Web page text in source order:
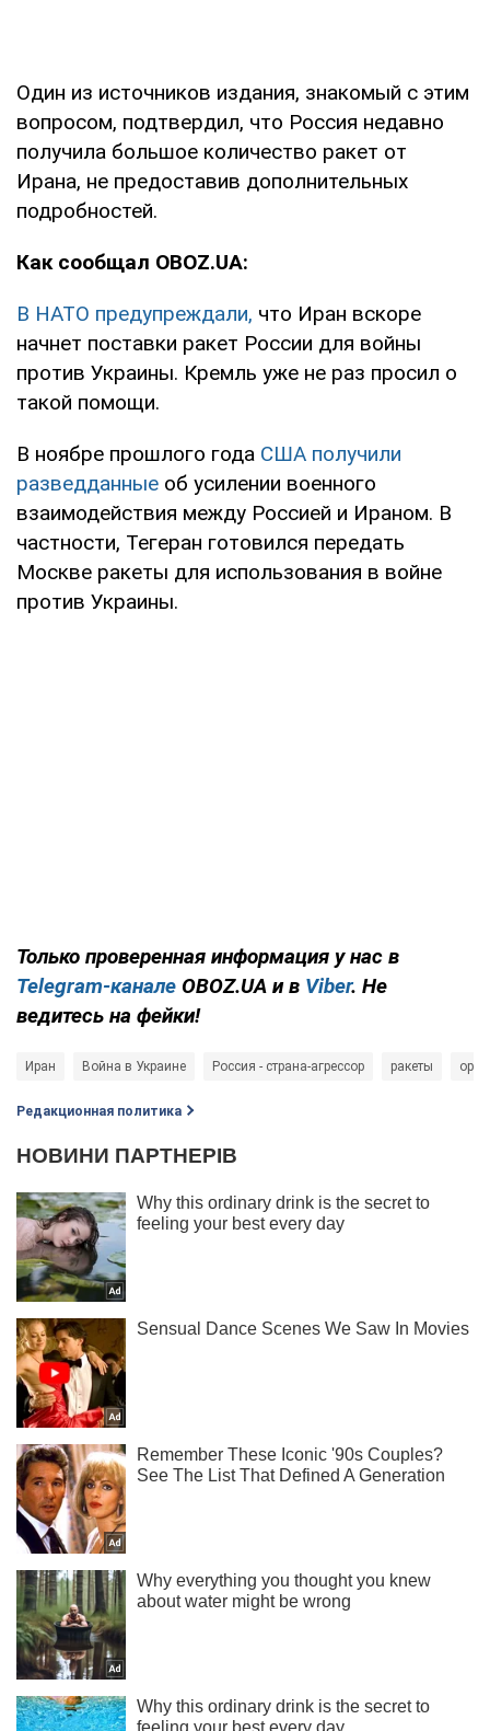
Один из источников издания, знакомый с этим
вопросом, подтвердил, что Россия недавно
получила большое количество ракет от
Ирана, не предоставив дополнительных
подробностей.
Как сообщал OBOZ.UA:
В НАТО предупреждали, что Иран вскоре
начнет поставки ракет России для войны
против Украины. Кремль уже не раз просил о
такой помощи.
В ноябре прошлого года США получили
разведданные об усилении военного
взаимодействия между Россией и Ираном. В
частности, Тегеран готовился передать
Москве ракеты для использования в войне
против Украины.
Только проверенная информация у нас в
Telegram-канале OBOZ.UA и в Viber. Не
ведитесь на фейки!
Иран Война в Украине Россия - страна-агрессор ракеты
Редакционная политика